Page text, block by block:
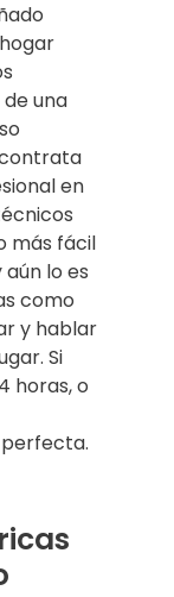
una
en
más fácil
lo es
como
y hablar
Si
horas, o